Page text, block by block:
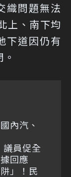
織問題無法
上、南下均
下道因仍有
內汽、
議員促全
回應
」！民